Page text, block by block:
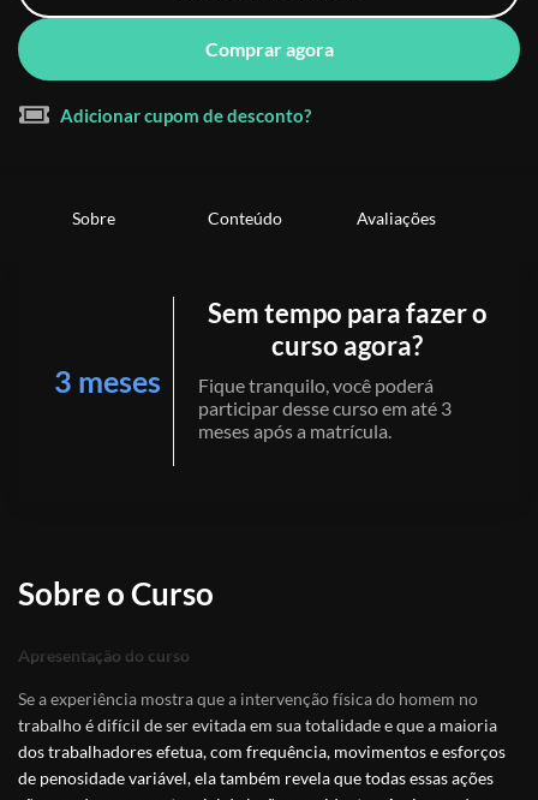
Comprar agora
Adicionar cupom de desconto?
Sobre Conteúdo Avaliações
3 meses
Sem tempo para fazer o
curso agora?
Fique tranquilo, você poderá
participar desse curso em até 3
meses após a matrícula.
Sobre o Curso
Apresentação do curso
Se a experiência mostra que a intervenção física do homem no
trabalho é difícil de ser evitada em sua totalidade e que a maioria
dos trabalhadores efetua, com frequência, movimentos e esforços
de penosidade variável, ela também revela que todas essas ações